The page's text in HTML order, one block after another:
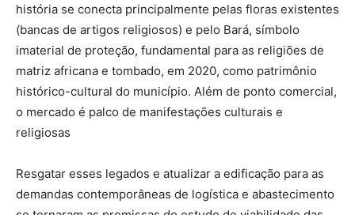
história se conecta principalmente pelas floras existentes
(bancas de artigos religiosos) e pelo Bará, símbolo
imaterial de proteção, fundamental para as religiões de
matriz africana e tombado, em 2020, como patrimônio
histórico-cultural do município. Além de ponto comercial,
o mercado é palco de manifestações culturais e
religiosas
Resgatar esses legados e atualizar a edificação para as
demandas contemporâneas de logística e abastecimento